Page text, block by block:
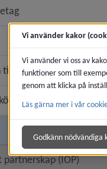
tillsyn
(IOP)
Vi använder kakor
Vi använder vi oss av
funktioner som till
genom att klicka på
Läs gärna mer i vår
Godkänn nödvändiga